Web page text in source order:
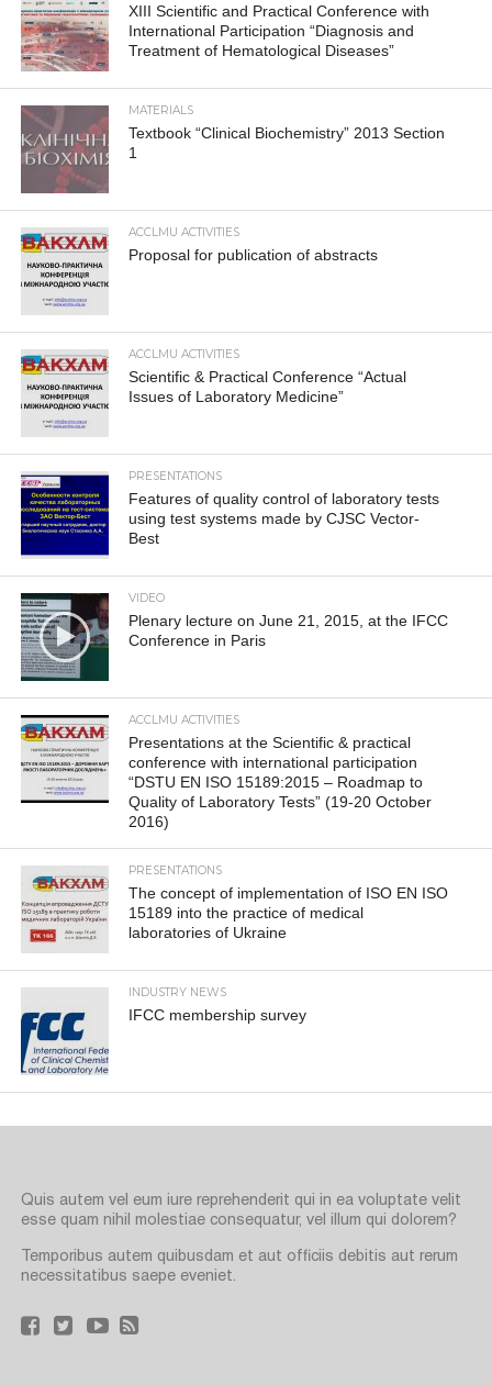
XIII Scientific and Practical Conference with
International Participation “Diagnosis and
Treatment of Hematological Diseases”
MATERIALS
Textbook “Clinical Biochemistry” 2013 Section
1
ACCLMU ACTIVITIES
Proposal for publication of abstracts
ACCLMU ACTIVITIES
Scientific & Practical Conference “Actual
Issues of Laboratory Medicine”
PRESENTATIONS
Features of quality control of laboratory tests
using test systems made by CJSC Vector-
Best
VIDEO
Plenary lecture on June 21, 2015, at the IFCC
Conference in Paris
ACCLMU ACTIVITIES
Presentations at the Scientific & practical
conference with international participation
“DSTU EN ISO 15189:2015 – Roadmap to
Quality of Laboratory Tests” (19-20 October
2016)
PRESENTATIONS
The concept of implementation of ISO EN ISO
15189 into the practice of medical
laboratories of Ukraine
INDUSTRY NEWS
IFCC membership survey
Quis autem vel eum iure reprehenderit qui in ea voluptate velit
esse quam nihil molestiae consequatur, vel illum qui dolorem?
Temporibus autem quibusdam et aut officiis debitis aut rerum
necessitatibus saepe eveniet.